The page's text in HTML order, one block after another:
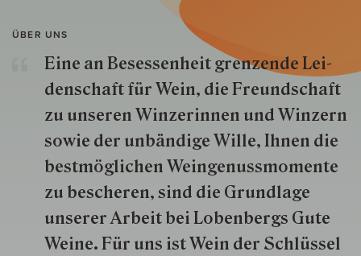
ÜBER UNS
Eine an Besessenheit gren­zende Lei­
den­schaft für Wein, die Freund­schaft
zu unseren Win­zer­innen und Win­zern
so­wie der un­bän­dige Wille, Ihnen die
best­mög­lich­en Wein­genuss­momente
zu besche­ren, sind die Grund­lage
unserer Arbeit bei Lobenbergs Gute
Weine. Für uns ist Wein der Schlüs­sel